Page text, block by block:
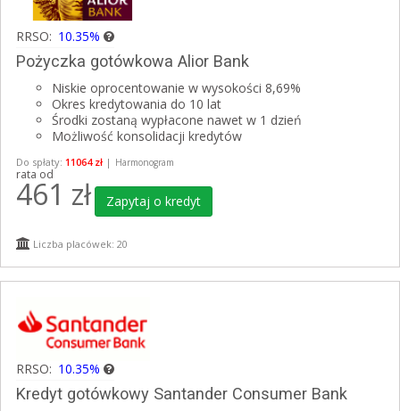
RRSO: 10.35%
Pożyczka gotówkowa Alior Bank
Niskie oprocentowanie w wysokości 8,69%
Okres kredytowania do 10 lat
Środki zostaną wypłacone nawet w 1 dzień
Możliwość konsolidacji kredytów
Do spłaty: 11064 zł | Harmonogram
rata od
461 zł Zapytaj o kredyt
Liczba placówek: 20
RRSO: 10.35%
Kredyt gotówkowy Santander Consumer Bank